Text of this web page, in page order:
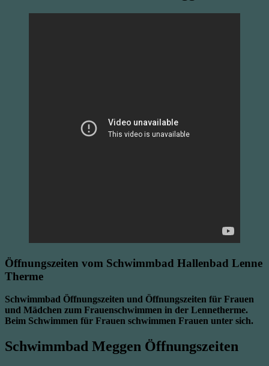
Öffnungszeiten vom Schwimmbad Hallenbad Lenne
Therme
Schwimmbad Öffnungszeiten und Öffnungszeiten für Frauen
und Mädchen zum Frauenschwimmen in der Lennetherme.
Beim Schwimmen für Frauen schwimmen Frauen unter sich.
Schwimmbad Meggen Öffnungszeiten